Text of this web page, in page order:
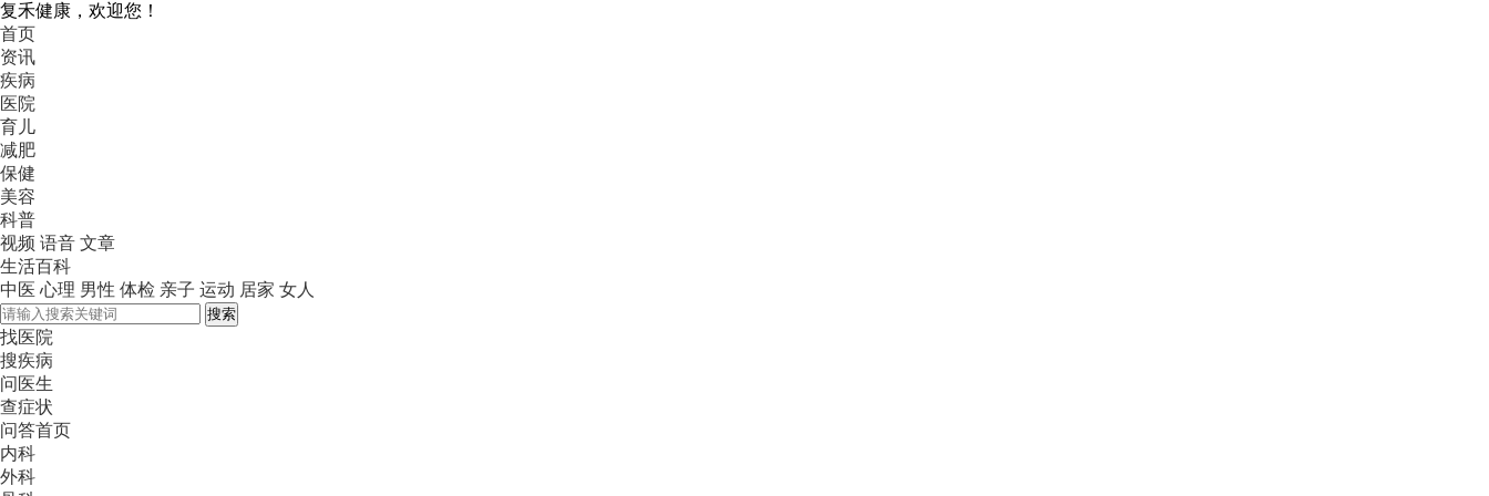
复禾健康，欢迎您！
首页
资讯
疾病
医院
育儿
减肥
保健
美容
科普
视频 语音 文章
生活百科
中医 心理 男性 体检 亲子 运动 居家 女人
搜索
找医院
搜疾病
问医生
查症状
问答首页
内科
外科